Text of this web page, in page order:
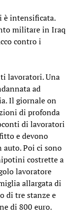
è intensificata.
militare in Iraq
contro i
lavoratori. Una
ad
Il giornale on
di profonda
di lavoratori
e devono
Poi ci sono
costrette a
lavoratore
allargata di
di tre stanze e
di 800 euro.